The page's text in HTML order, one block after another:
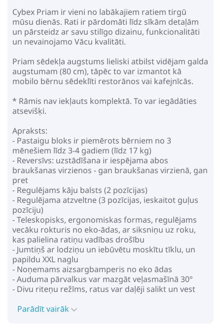
457.99€ 527.99€
Pirkt Patīk
Ratu kulba EasyGo Echo Ebony
Black
Pirkt Patīk
Cybex Zeno Powdery Pink by
Anna Lewandowska Pastaigu
350.99€ 404.99€
Pirkt Patīk
Conscious Eco Ratu kulba
Cybex Priam ir vieni no labākajiem ratiem tirgū
mūsu dienās. Rati ir pārdomāti līdz sīkām detaļām
un pārsteidz ar savu stilīgo dizainu, funkcionalitāti
un nevainojamo Vācu kvalitāti.
Priam sēdekļa augstums lieliski atbilst vidējam galda
augstumam (80 cm), tāpēc to var izmantot kā
mobilo bērnu sēdeklīti restorānos vai kafejnīcās.
* Rāmis nav iekļauts komplektā. To var iegādāties
atsevišķi.
Apraksts:
- Pastaigu bloks ir piemērots bērniem no 3
mēnešiem līdz 3-4 gadiem (līdz 17 kg)
- Reversīvs: uzstādīšana ir iespējama abos
braukšanas virzienos - gan braukšanas virzienā, gan
pret
- Regulējams kāju balsts (2 pozīcijas)
- Regulējama atzveltne (3 pozīcijas, ieskaitot guļus
pozīciju)
- Teleskopisks, ergonomiskas formas, regulējams
vecāku rokturis no eko-ādas, ar siksniņu uz roku,
kas palielina ratiņu vadības drošību
- Jumtiņš ar lodziņu un iebūvētu moskītu tīklu, un
papildu XXL naglu
- Noņemams aizsargbamperis no eko ādas
- Auduma pārvalkus var mazgāt veļasmašīnā 30°
- Divu riteņu režīms, ratus var daļēji salikt un vest
Parādīt vairāk